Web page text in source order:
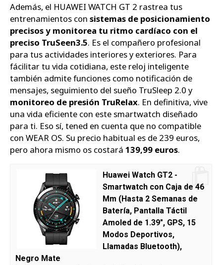
Además, el HUAWEI WATCH GT 2 rastrea tus
entrenamientos con sistemas de posicionamiento
precisos y monitorea tu ritmo cardíaco con el
preciso TruSeen3.5. Es el compañero profesional
para tus actividades interiores y exteriores. Para
fácilitar tu vida cotidiana, este reloj inteligente
también admite funciones como notificación de
mensajes, seguimiento del sueño TruSleep 2.0 y
monitoreo de presión TruRelax. En definitiva, vive
una vida eficiente con este smartwatch diseñado
para ti. Eso sí, tened en cuenta que no compatible
con WEAR OS. Su precio habitual es de 239 euros,
pero ahora mismo os costará 139,99 euros.
Huawei Watch GT2 -
Smartwatch con Caja de 46
Mm (Hasta 2 Semanas de
Batería, Pantalla Táctil
Amoled de 1.39", GPS, 15
Modos Deportivos,
Llamadas Bluetooth),
Negro Mate